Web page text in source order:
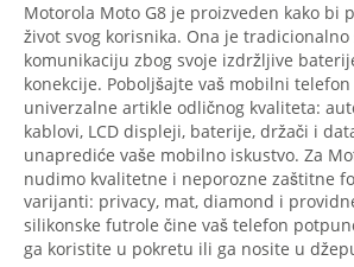
Motorola Moto G8 je proizveden kako bi
život svog korisnika. Ona je
komunikaciju zbog svoje izdržljive
konekcije. Poboljšajte vaš mobilni
univerzalne artikle odličnog kvaliteta:
kablovi, LCD displeji, baterije, držači i
unaprediće vaše mobilno iskustvo. Za
nudimo kvalitetne i neporozne zaštitne
varijanti: privacy, mat, diamond i
silikonske futrole čine vaš telefon
ga koristite u pokretu ili ga nosite u